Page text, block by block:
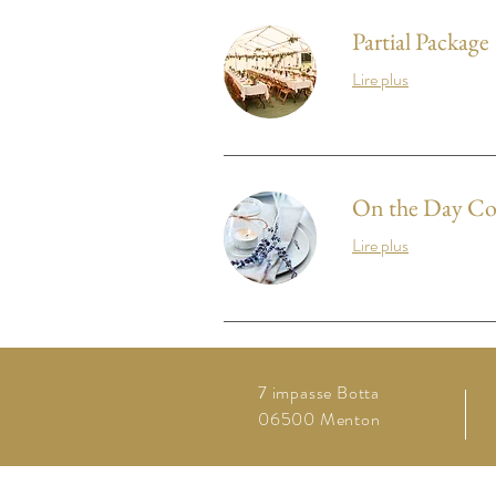
Partial Package
Lire plus
On the Day
Lire plus
7 impasse Botta
06500 Menton